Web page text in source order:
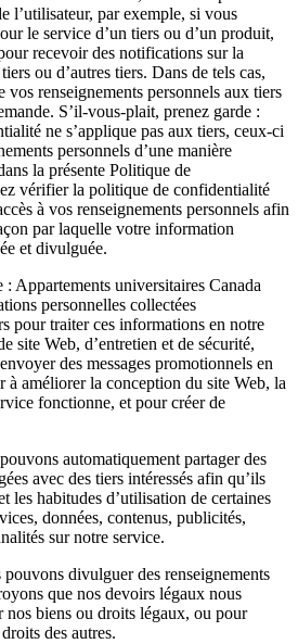
l’utilisateur, par exemple, si vous
le service d’un tiers ou d’un produit,
recevoir des notifications sur la
ou d’autres tiers. Dans de tels cas,
vos renseignements personnels aux tiers
S’il-vous-plait, prenez garde :
ne s’applique pas aux tiers, ceux-ci
personnels d’une manière
la présente Politique de
vérifier la politique de confidentialité
à vos renseignements personnels afin
par laquelle votre information
et divulguée.
Appartements universitaires Canada
personnelles collectées
pour traiter ces informations en notre
site Web, d’entretien et de sécurité,
des messages promotionnels en
à améliorer la conception du site Web, la
fonctionne, et pour créer de
automatiquement partager des
avec des tiers intéressés afin qu’ils
les habitudes d’utilisation de certaines
données, contenus, publicités,
sur notre service.
divulguer des renseignements
que nos devoirs légaux nous
nos biens ou droits légaux, ou pour
des autres.